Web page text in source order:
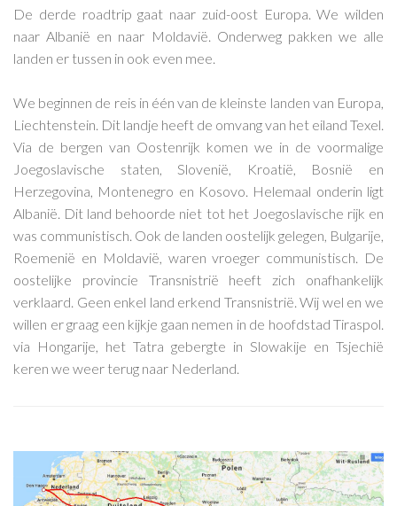
De derde roadtrip gaat naar zuid-oost Europa. We wilden
naar Albanië en naar Moldavië. Onderweg pakken we alle
landen er tussen in ook even mee.
We beginnen de reis in één van de kleinste landen van Europa,
Liechtenstein. Dit landje heeft de omvang van het eiland Texel.
Via de bergen van Oostenrijk komen we in de voormalige
Joegoslavische staten, Slovenië, Kroatië, Bosnië en
Herzegovina, Montenegro en Kosovo. Helemaal onderin ligt
Albanië. Dit land behoorde niet tot het Joegoslavische rijk en
was communistisch. Ook de landen oostelijk gelegen, Bulgarije,
Roemenië en Moldavië, waren vroeger communistisch. De
oostelijke provincie Transnistrië heeft zich onafhankelijk
verklaard. Geen enkel land erkend Transnistrië. Wij wel en we
willen er graag een kijkje gaan nemen in de hoofdstad Tiraspol.
via Hongarije, het Tatra gebergte in Slowakije en Tsjechië
keren we weer terug naar Nederland.